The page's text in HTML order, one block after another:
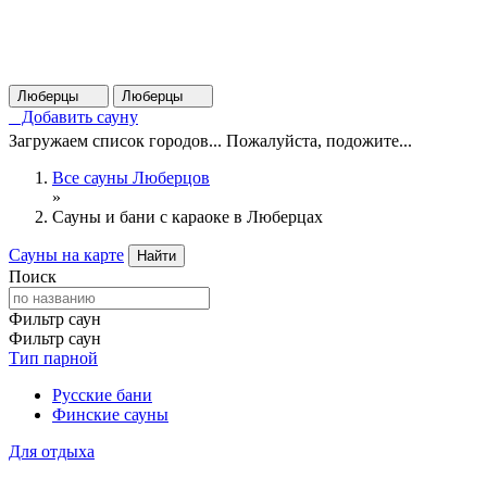
Люберцы Люберцы
Добавить сауну
Загружаем список городов... Пожалуйста, подожите...
Все сауны Люберцов
»
Сауны и бани с караоке в Люберцах
Сауны на карте Найти
Поиск
Фильтр саун
Фильтр саун
Тип парной
Русские бани
Финские сауны
Для отдыха